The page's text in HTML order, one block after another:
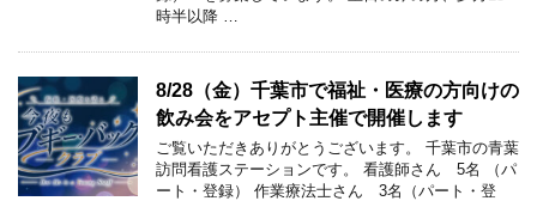
時半以降 …
8/28（金）千葉市で福祉・医療の方向けの
飲み会をアセプト主催で開催します
ご覧いただきありがとうございます。 千葉市の青葉
訪問看護ステーションです。 看護師さん 5名 （パ
ート・登録） 作業療法士さん 3名（パート・登